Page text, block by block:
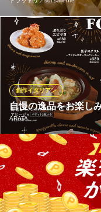
ＪＲ大阪駅 徒歩8分
大阪府大阪市北区堂山町
お店の雰囲気からはち
た料理が自慢です。特
ーモンと白ねぎの味噌
香ばしさを出してから、
ます。自家製アメリケー
す！
トラットリアsol
プチ贅沢なイタリアン
大阪メトロ御堂筋線
大阪府大阪市北区堂山町1-
自慢の逸品をお楽し
ARATA
創作イタリアン
自慢のグリル料理、自
華料理等、腕を磨いた
用意。御来店するお客
ARATA